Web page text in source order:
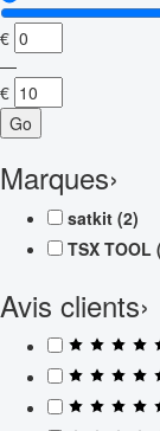
€
—
€
Go
Marques›
satkit (2)
TSX TOOL
Avis clients›